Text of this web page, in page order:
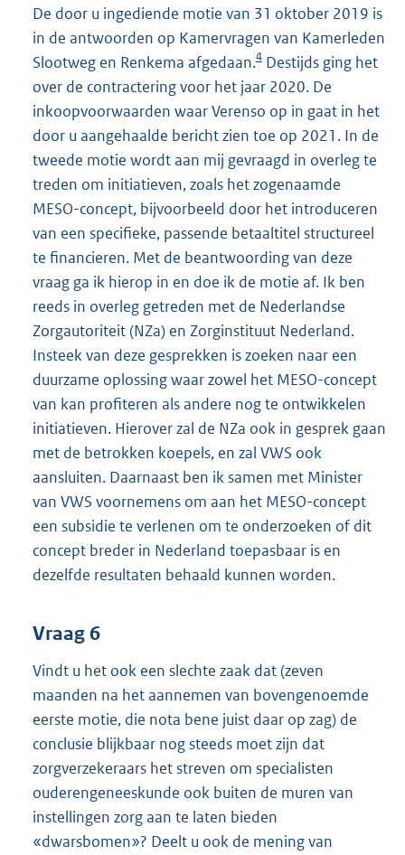
De door u ingediende motie van 31 oktober 2019 is
in de antwoorden op Kamervragen van Kamerleden
Slootweg en Renkema afgedaan.4 Destijds ging het
over de contractering voor het jaar 2020. De
inkoopvoorwaarden waar Verenso op in gaat in het
door u aangehaalde bericht zien toe op 2021. In de
tweede motie wordt aan mij gevraagd in overleg te
treden om initiatieven, zoals het zogenaamde
MESO-concept, bijvoorbeeld door het introduceren
van een specifieke, passende betaaltitel structureel
te financieren. Met de beantwoording van deze
vraag ga ik hierop in en doe ik de motie af. Ik ben
reeds in overleg getreden met de Nederlandse
Zorgautoriteit (NZa) en Zorginstituut Nederland.
Insteek van deze gesprekken is zoeken naar een
duurzame oplossing waar zowel het MESO-concept
van kan profiteren als andere nog te ontwikkelen
initiatieven. Hierover zal de NZa ook in gesprek gaan
met de betrokken koepels, en zal VWS ook
aansluiten. Daarnaast ben ik samen met Minister
van VWS voornemens om aan het MESO-concept
een subsidie te verlenen om te onderzoeken of dit
concept breder in Nederland toepasbaar is en
dezelfde resultaten behaald kunnen worden.
Vraag 6
Vindt u het ook een slechte zaak dat (zeven
maanden na het aannemen van bovengenoemde
eerste motie, die nota bene juist daar op zag) de
conclusie blijkbaar nog steeds moet zijn dat
zorgverzekeraars het streven om specialisten
ouderengeneeskunde ook buiten de muren van
instellingen zorg aan te laten bieden
«dwarsbomen»? Deelt u ook de mening van